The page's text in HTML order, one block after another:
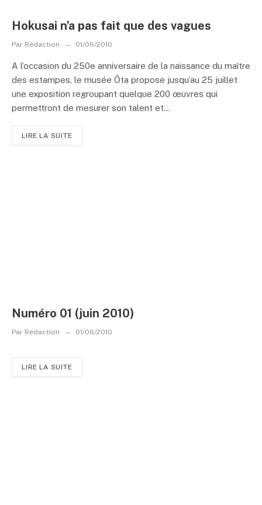
Hokusai n’a pas fait que des vagues
Par Rédaction 01/06/2010
A l’occasion du 250e anniversaire de la naissance du maître
des estampes, le musée Ôta propose jusqu’au 25 juillet
une exposition regroupant quelque 200 œuvres qui
permettront de mesurer son talent et...
LIRE LA SUITE
Numéro 01 (juin 2010)
Par Rédaction 01/06/2010
LIRE LA SUITE